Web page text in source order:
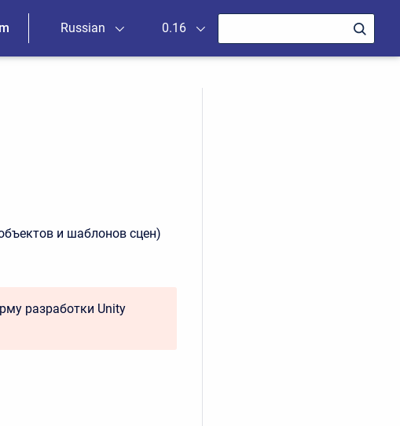
Russian 0.16
и шаблонов сцен)
разработки Unity